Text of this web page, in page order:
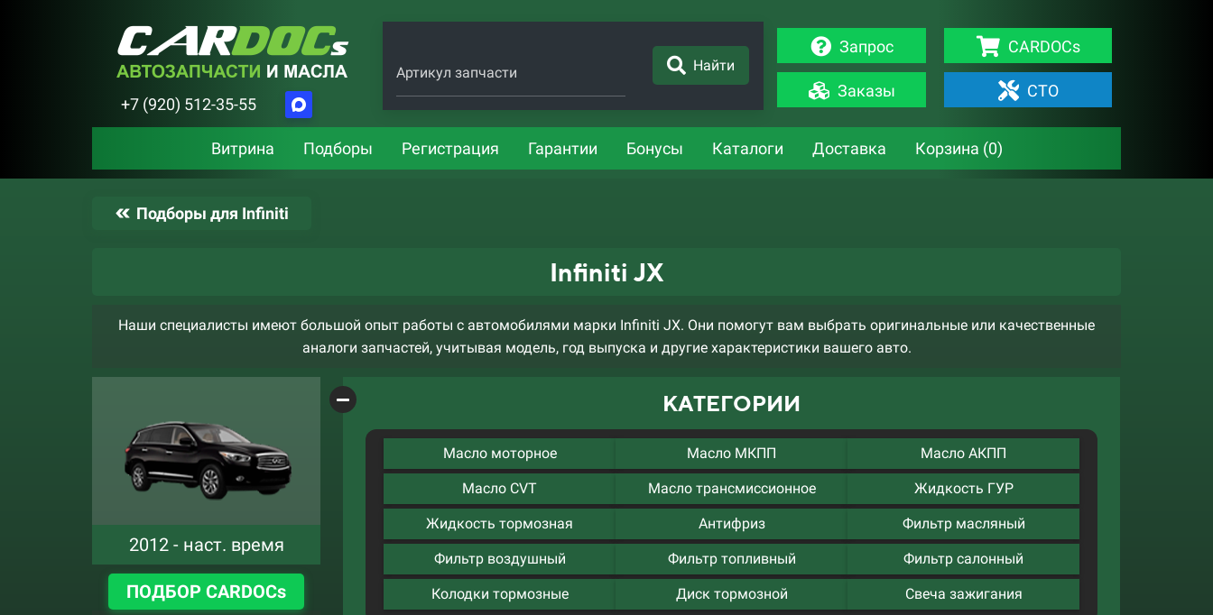
+7 (920) 512-35-55
Артикул запчасти Найти
Запрос
Заказы
CARDOCs
СТО
Витрина Подборы Регистрация Гарантии Бонусы Каталоги Доставка Корзина (0)
Подборы для Infiniti
Infiniti JX
Наши специалисты имеют большой опыт работы с автомобилями марки Infiniti JX. Они помогут вам выбрать оригинальные или качественные
аналоги запчастей, учитывая модель, год выпуска и другие характеристики вашего авто.
2012 - наст. время
ПОДБОР CARDOCs
КАТЕГОРИИ
Масло моторное Масло МКПП Масло АКПП
Масло CVT Масло трансмиссионное Жидкость ГУР
Жидкость тормозная Антифриз Фильтр масляный
Фильтр воздушный Фильтр топливный Фильтр салонный
Колодки тормозные Диск тормозной Свеча зажигания